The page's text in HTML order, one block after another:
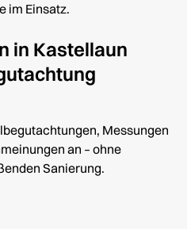
im Einsatz.
in Kastellaun
Messungen
an – ohne
Sanierung.